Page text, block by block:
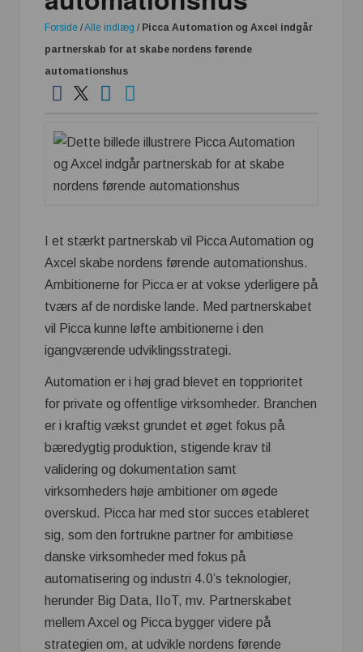
Forside /Alle indlæg / Picca Automation og Axcel indgår
partnerskab for at skabe nordens førende
automationshus
I et stærkt partnerskab vil Picca Automation og
Axcel skabe nordens førende automationshus.
Ambitionerne for Picca er at vokse yderligere på
tværs af de nordiske lande. Med partnerskabet
vil Picca kunne løfte ambitionerne i den
igangværende udviklingsstrategi.
Automation er i høj grad blevet en topprioritet
for private og offentlige virksomheder. Branchen
er i kraftig vækst grundet et øget fokus på
bæredygtig produktion, stigende krav til
validering og dokumentation samt
virksomheders høje ambitioner om øgede
overskud. Picca har med stor succes etableret
sig, som den fortrukne partner for ambitiøse
danske virksomheder med fokus på
automatisering og industri 4.0’s teknologier,
herunder Big Data, IIoT, mv. Partnerskabet
mellem Axcel og Picca bygger videre på
strategien om, at udvikle nordens førende